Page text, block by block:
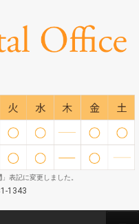
」表記に変更しました。
1343